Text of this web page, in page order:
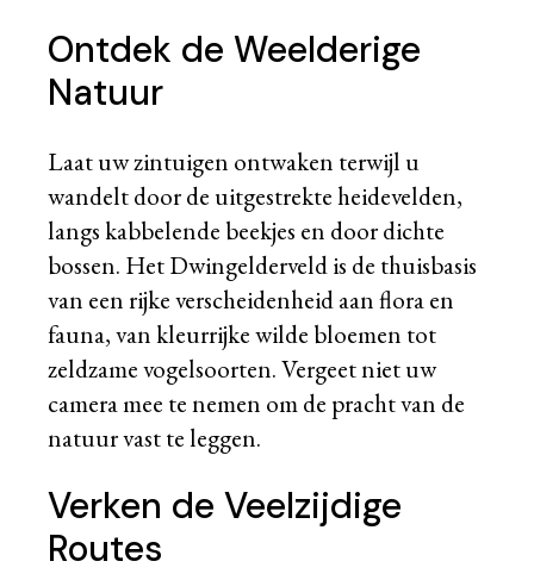
Ontdek de Weelderige
Natuur
Laat uw zintuigen ontwaken terwijl u
wandelt door de uitgestrekte heidevelden,
langs kabbelende beekjes en door dichte
bossen. Het Dwingelderveld is de thuisbasis
van een rijke verscheidenheid aan flora en
fauna, van kleurrijke wilde bloemen tot
zeldzame vogelsoorten. Vergeet niet uw
camera mee te nemen om de pracht van de
natuur vast te leggen.
Verken de Veelzijdige
Routes